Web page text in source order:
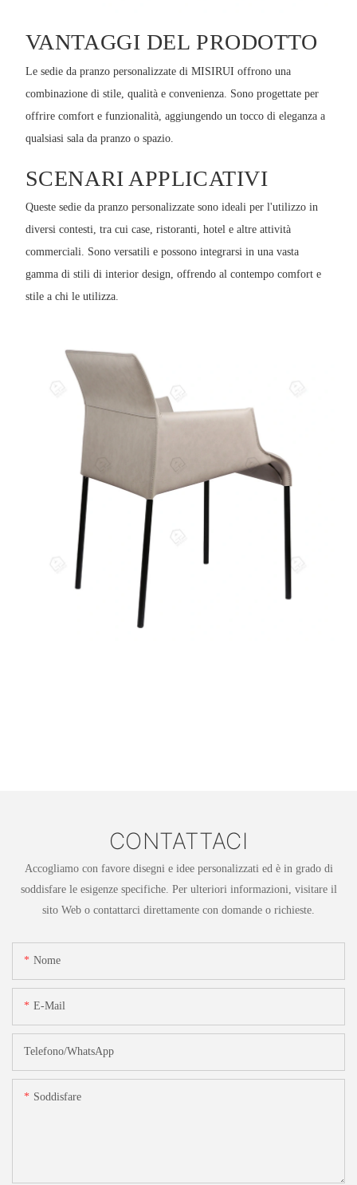
VANTAGGI DEL PRODOTTO
Le sedie da pranzo personalizzate di MISIRUI offrono una
combinazione di stile, qualità e convenienza. Sono progettate per
offrire comfort e funzionalità, aggiungendo un tocco di eleganza a
qualsiasi sala da pranzo o spazio.
SCENARI APPLICATIVI
Queste sedie da pranzo personalizzate sono ideali per l'utilizzo in
diversi contesti, tra cui case, ristoranti, hotel e altre attività
commerciali. Sono versatili e possono integrarsi in una vasta
gamma di stili di interior design, offrendo al contempo comfort e
stile a chi le utilizza.
CONTATTACI
Accogliamo con favore disegni e idee personalizzati ed è in grado di
soddisfare le esigenze specifiche. Per ulteriori informazioni, visitare il
sito Web o contattarci direttamente con domande o richieste.
Nome
E-Mail
Telefono/WhatsApp
Soddisfare